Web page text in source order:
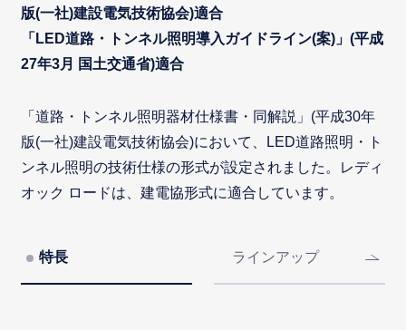
版(一社)建設電気技術協会)適合
「LED道路・トンネル照明導入ガイドライン(案)」(平成
27年3月 国土交通省)適合
「道路・トンネル照明器材仕様書・同解説」(平成30年
版(一社)建設電気技術協会)において、LED道路照明・ト
ンネル照明の技術仕様の形式が設定されました。レディ
オック ロードは、建電協形式に適合しています。
特長 ラインアップ